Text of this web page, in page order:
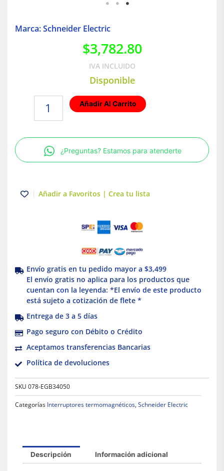
Marca: Schneider Electric
$3,782.80
IVA INCLUIDO
Disponible
Atornillable
Marco
3P
50
EGB34050
Añadir Al Carrito
¿Preguntas? Estamos para atenderte
Añadir a Favoritos | Crea tu lista
Envío gratis en tu pedido mayor a $3,499
El envío gratis no aplica para los productos que
cuentan con la leyenda: *El envío de este producto
está sujeto a cotización de flete *
Entrega de 3 a 5 días
Pago seguro con Débito o Crédito
Aceptamos transferencias Bancarias
Política de devoluciones
SKU 078-EGB34050
Categorías Interruptores termomagnéticos, Schneider Electric
Descripción Información adicional